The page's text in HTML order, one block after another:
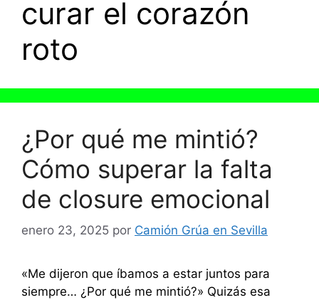
curar el corazón
roto
¿Por qué me mintió?
Cómo superar la falta
de closure emocional
enero 23, 2025 por Camión Grúa en Sevilla
«Me dijeron que íbamos a estar juntos para
siempre… ¿Por qué me mintió?» Quizás esa